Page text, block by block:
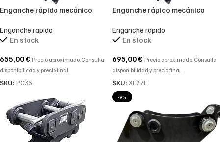
Enganche rápido mecánico
Enganche rápido
En stock
655,00€ Precio aproximado. Consulta
disponibilidad y precio final.
SKU: PC35
Enganche rápido mecánico
Enganche rápido
En stock
695,00€ Precio aproximado. Consulta
disponibilidad y precio final.
SKU: XE27E
-9%